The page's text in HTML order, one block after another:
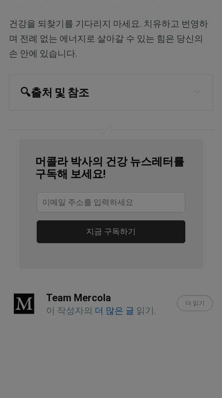
건강을 되찾기를 기다리지 마세요. 치유하고 번영하
며 전례 없는 에너지로 살아갈 수 있는 힘은 당신의
손 안에 있습니다.
🔍출처 및 참조
Centers for Disease Control and
Health
Lancet. 2021 Aug 21;398(10301):698-
708, Physiological factors affecting
Glands October 10, 2022
머콜라 박사의 건강 뉴스레터를
구독해 보세요!
지금 구독하기
Team Mercola
이 작성자의 더 많은 글 읽기.
더 읽기